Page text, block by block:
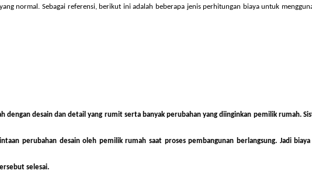
yang normal. Sebagai referensi, berikut ini adalah beberapa jenis perhitungan biaya untuk
dengan desain dan detail yang rumit serta banyak perubahan yang diinginkan pemilik rumah.
perubahan desain oleh pemilik rumah saat proses pembangunan berlangsung. Jadi biaya
selesai.